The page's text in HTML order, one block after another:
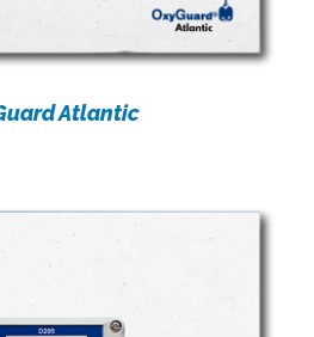
Atlantic